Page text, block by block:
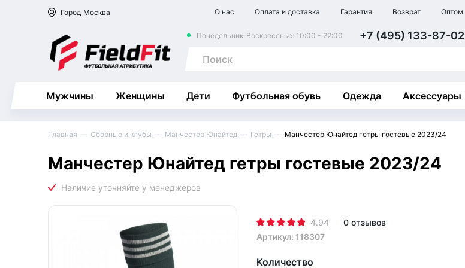
Город Москва О нас Оплата и доставка Гарантия Возврат Оптом
Понедельник-Воскресенье: 10:00 - 22:00 +7 (495) 133-87-02
Мужчины Женщины Дети Футбольная обувь Одежда Аксессуары
Главная Сборные и клубы Манчестер Юнайтед Гетры Манчестер Юнайтед гетры гостевые 2023/24
Манчестер Юнайтед гетры гостевые 2023/24
4.94
0 отзывов
Артикул: 118307
Количество